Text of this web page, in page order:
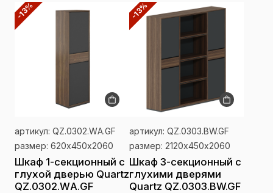
-13%
артикул: QZ.0302.WА.GF
размер: 620х450х2060
Шкаф 1-секционный с
глухой дверью Quartz
QZ.0302.WА.GF
-13%
артикул: QZ.0303.BW.GF
размер: 2120х450х2060
Шкаф 3-секционный с
глухими дверями
Quartz QZ.0303.BW.GF